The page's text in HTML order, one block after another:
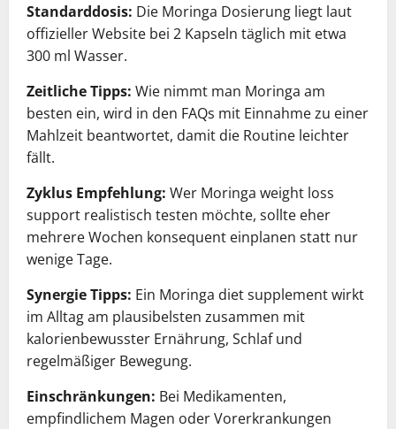
Standarddosis: Die Moringa Dosierung liegt laut
offizieller Website bei 2 Kapseln täglich mit etwa
300 ml Wasser.
Zeitliche Tipps: Wie nimmt man Moringa am
besten ein, wird in den FAQs mit Einnahme zu einer
Mahlzeit beantwortet, damit die Routine leichter
fällt.
Zyklus Empfehlung: Wer Moringa weight loss
support realistisch testen möchte, sollte eher
mehrere Wochen konsequent einplanen statt nur
wenige Tage.
Synergie Tipps: Ein Moringa diet supplement wirkt
im Alltag am plausibelsten zusammen mit
kalorienbewusster Ernährung, Schlaf und
regelmäßiger Bewegung.
Einschränkungen: Bei Medikamenten,
empfindlichem Magen oder Vorerkrankungen